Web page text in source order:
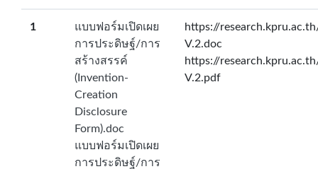
1
แบบฟอร์มเปิดเผย
การประดิษฐ์/การ
สร้างสรรค์
(Invention-
Creation
Disclosure
Form).doc
แบบฟอร์มเปิดเผย
การประดิษฐ์/การ
https://
V.2.doc
https://
V.2.pdf